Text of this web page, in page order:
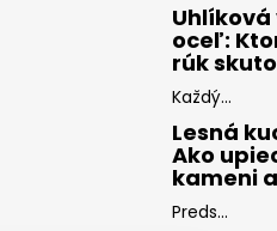
Uhlíková
oceľ:
rúk
Každý...
Lesná
Ako
kameni
Preds...